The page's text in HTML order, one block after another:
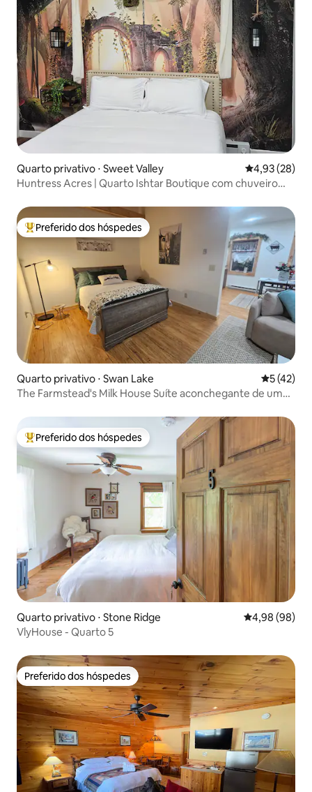
Quarto privativo ⋅ Sweet Valley 4,93 de uma
4,93 (28)
Huntress Acres | Quarto Ishtar Boutique com chuveiro
Entre os melhores preferidos dos hóspedes
Preferido dos hóspedes
Quarto privativo ⋅ Swan Lake 5 de uma
5 (42)
The Farmstead's Milk House Suíte aconchegante de um
Entre os melhores preferidos dos hóspedes
Preferido dos hóspedes
Quarto privativo ⋅ Stone Ridge 4,98 de uma
4,98 (98)
VlyHouse - Quarto 5
Preferido dos hóspedes
Preferido dos hóspedes